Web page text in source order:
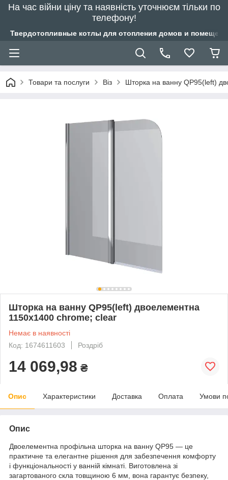
На час війни ціну та наявність уточнюєм тільки по
телефону!
Твердотопливные котлы для отопления домов и
Товари та послуги Віз Шторка на ванну QP95(left)
Шторка на ванну QP95(left) двоелементна
1150x1400 chrome; clear
Немає в наявності
Код: 1674611603
Роздріб
14 069,98 ₴
Опис Характеристики Доставка Оплата Умови
Опис
Двоелементна профільна шторка на ванну QP95 — це
практичне та елегантне рішення для забезпечення комфорту
і функціональності у ванній кімнаті. Виготовлена зі
загартованого скла товщиною 6 мм, вона гарантує безпеку,